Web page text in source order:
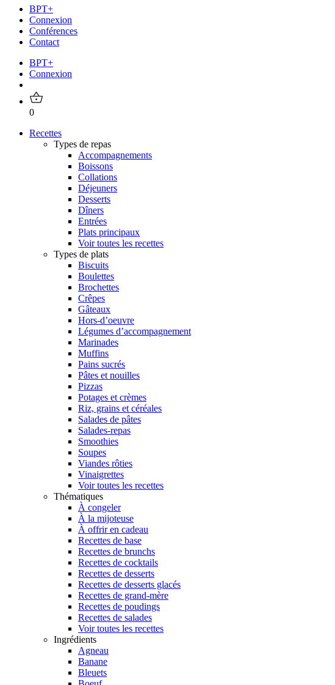
BPT+
Connexion
Conférences
Contact
BPT+
Connexion
0
Recettes
Types de repas
Accompagnements
Boissons
Collations
Déjeuners
Desserts
Dîners
Entrées
Plats principaux
Voir toutes les recettes
Types de plats
Biscuits
Boulettes
Brochettes
Crêpes
Gâteaux
Hors-d’oeuvre
Légumes d’accompagnement
Marinades
Muffins
Pains sucrés
Pâtes et nouilles
Pizzas
Potages et crèmes
Riz, grains et céréales
Salades de pâtes
Salades-repas
Smoothies
Soupes
Viandes rôties
Vinaigrettes
Voir toutes les recettes
Thématiques
À congeler
À la mijoteuse
À offrir en cadeau
Recettes de base
Recettes de brunchs
Recettes de cocktails
Recettes de desserts
Recettes de desserts glacés
Recettes de grand-mère
Recettes de poudings
Recettes de salades
Voir toutes les recettes
Ingrédients
Agneau
Banane
Bleuets